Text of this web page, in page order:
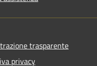
trasparente
privacy